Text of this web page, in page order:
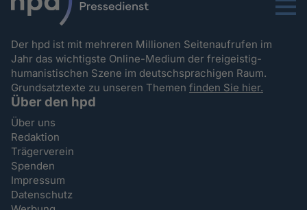
Menu
Der hpd ist mit mehreren Millionen Seitenaufrufen im
Jahr das wichtigste Online-Medium der freigeistig-
humanistischen Szene im deutschsprachigen Raum.
Grundsatztexte zu unseren Themenfinden Sie hier.
Über den hpd
Über uns
Redaktion
Trägerverein
Spenden
Impressum
Datenschutz